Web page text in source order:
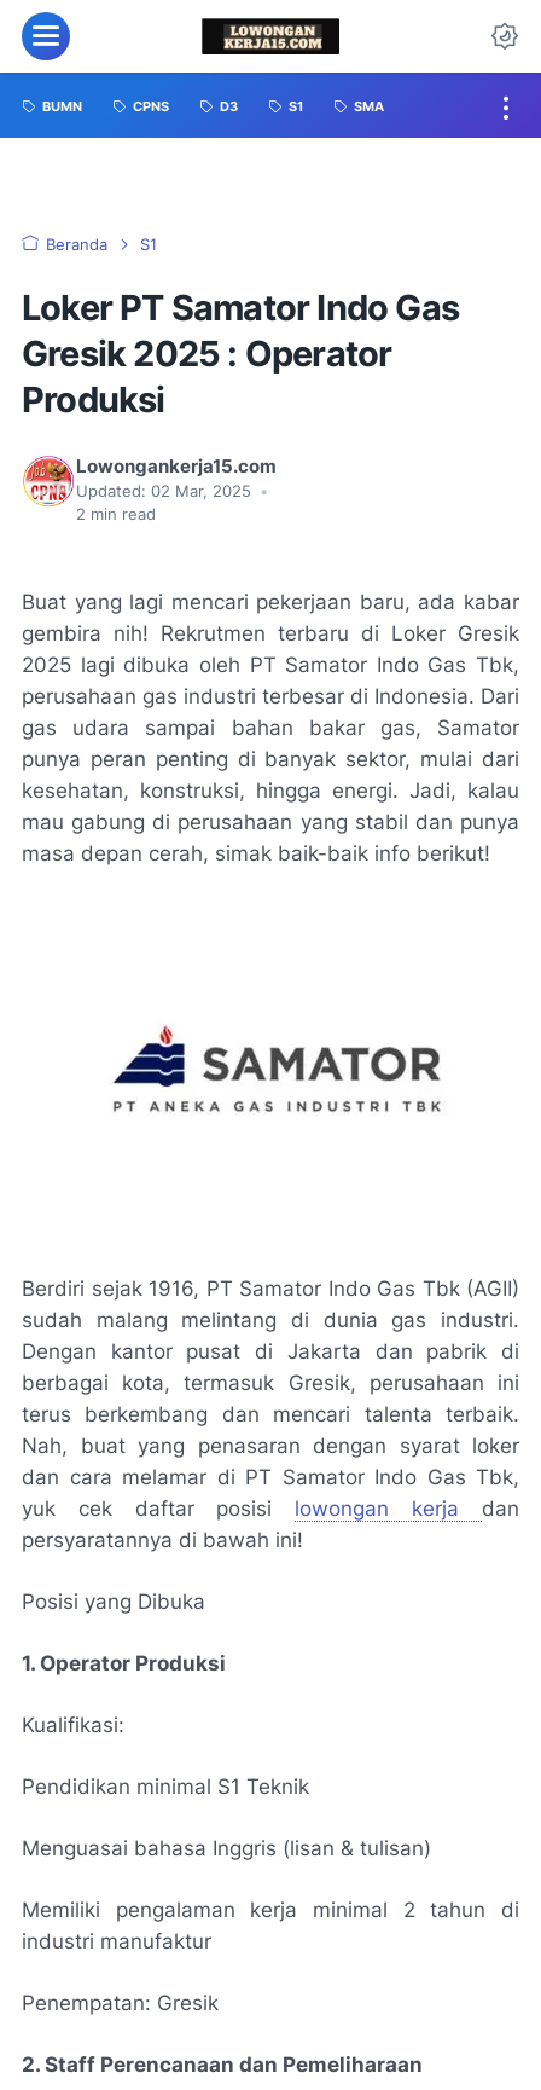
BUMN CPNS D3 S1 SMA
Beranda S1
Loker PT Samator Indo Gas
Gresik 2025 : Operator
Produksi
Lowongankerja15.com
Updated: 02 Mar, 2025
•
2 min read
Buat yang lagi mencari pekerjaan baru, ada kabar
gembira nih! Rekrutmen terbaru di Loker Gresik
2025 lagi dibuka oleh PT Samator Indo Gas Tbk,
perusahaan gas industri terbesar di Indonesia. Dari
gas udara sampai bahan bakar gas, Samator
punya peran penting di banyak sektor, mulai dari
kesehatan, konstruksi, hingga energi. Jadi, kalau
mau gabung di perusahaan yang stabil dan punya
masa depan cerah, simak baik-baik info berikut!
Berdiri sejak 1916, PT Samator Indo Gas Tbk (AGII)
sudah malang melintang di dunia gas industri.
Dengan kantor pusat di Jakarta dan pabrik di
berbagai kota, termasuk Gresik, perusahaan ini
terus berkembang dan mencari talenta terbaik.
Nah, buat yang penasaran dengan syarat loker
dan cara melamar di PT Samator Indo Gas Tbk,
yuk cek daftar posisi lowongan kerja dan
persyaratannya di bawah ini!
Posisi yang Dibuka
1. Operator Produksi
Kualifikasi:
Pendidikan minimal S1 Teknik
Menguasai bahasa Inggris (lisan & tulisan)
Memiliki pengalaman kerja minimal 2 tahun di
industri manufaktur
Penempatan: Gresik
2. Staff Perencanaan dan Pemeliharaan